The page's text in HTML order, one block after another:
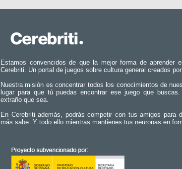
Estamos convencidos de que la mejor forma de aprender
Cerebriti. Un portal de juegos sobre cultura general creados
Nuestra misión es concentrar todos los conocimientos de
lugar para que tú puedas encontrar ese juego que
extraño que sea.
En Cerebriti además, podrás competir con tus amigos para
más sabe. Y todo ello mientras mantienes tus neuronas en